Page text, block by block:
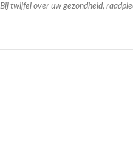
Bij twijfel over uw gezondheid,